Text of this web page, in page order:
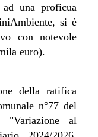
una proficua
si è
con notevole
euro).
della ratifica
n°77 del
"Variazione al